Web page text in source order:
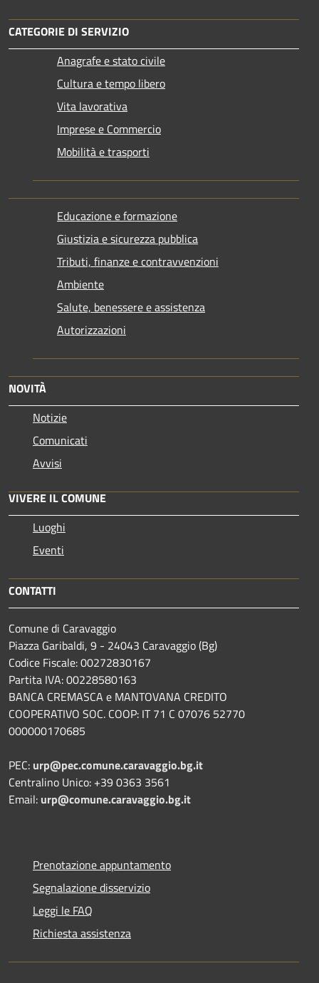
CATEGORIE DI SERVIZIO
Anagrafe e stato civile
Cultura e tempo libero
Vita lavorativa
Imprese e Commercio
Mobilità e trasporti
Educazione e formazione
Giustizia e sicurezza pubblica
Tributi, finanze e contravvenzioni
Ambiente
Salute, benessere e assistenza
Autorizzazioni
NOVITÀ
Notizie
Comunicati
Avvisi
VIVERE IL COMUNE
Luoghi
Eventi
CONTATTI
Comune di Caravaggio
Piazza Garibaldi, 9 - 24043 Caravaggio (Bg)
Codice Fiscale: 00272830167
Partita IVA: 00228580163
BANCA CREMASCA e MANTOVANA CREDITO
COOPERATIVO SOC. COOP: IT 71 C 07076 52770
000000170685
PEC: urp@pec.comune.caravaggio.bg.it
Centralino Unico: +39 0363 3561
Email: urp@comune.caravaggio.bg.it
Prenotazione appuntamento
Segnalazione disservizio
Leggi le FAQ
Richiesta assistenza